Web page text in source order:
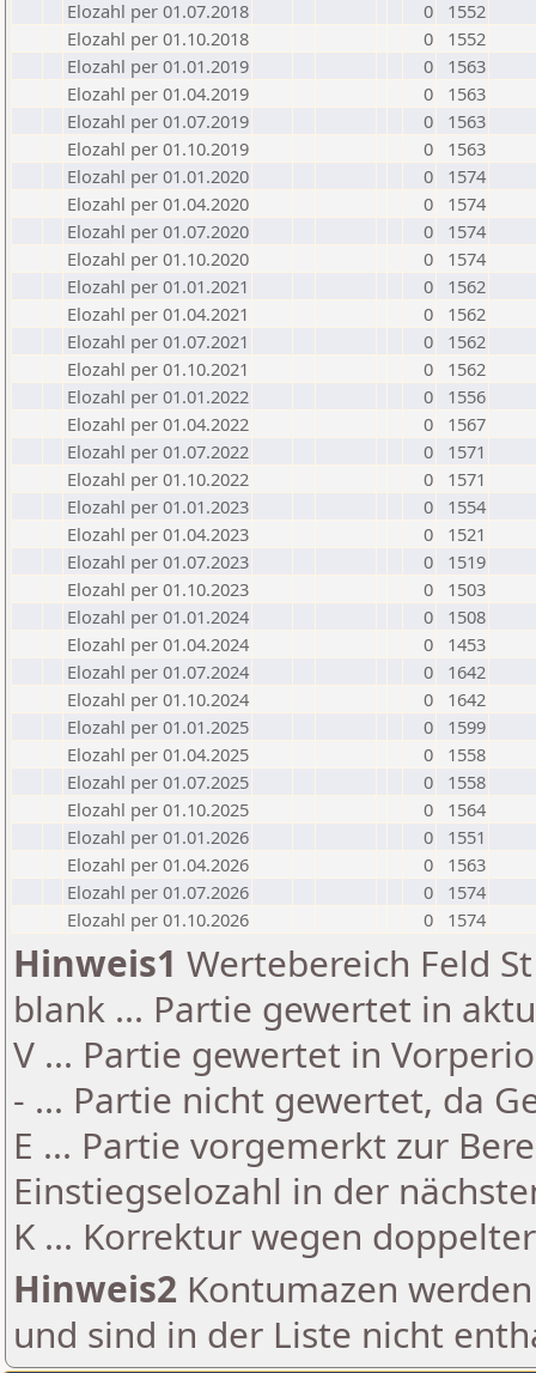
Elozahl per 01.07.2018
0
1552
Elozahl per 01.10.2018
0
1552
Elozahl per 01.01.2019
0
1563
Elozahl per 01.04.2019
0
1563
Elozahl per 01.07.2019
0
1563
Elozahl per 01.10.2019
0
1563
Elozahl per 01.01.2020
0
1574
Elozahl per 01.04.2020
0
1574
Elozahl per 01.07.2020
0
1574
Elozahl per 01.10.2020
0
1574
Elozahl per 01.01.2021
0
1562
Elozahl per 01.04.2021
0
1562
Elozahl per 01.07.2021
0
1562
Elozahl per 01.10.2021
0
1562
Elozahl per 01.01.2022
0
1556
Elozahl per 01.04.2022
0
1567
Elozahl per 01.07.2022
0
1571
Elozahl per 01.10.2022
0
1571
Elozahl per 01.01.2023
0
1554
Elozahl per 01.04.2023
0
1521
Elozahl per 01.07.2023
0
1519
Elozahl per 01.10.2023
0
1503
Elozahl per 01.01.2024
0
1508
Elozahl per 01.04.2024
0
1453
Elozahl per 01.07.2024
0
1642
Elozahl per 01.10.2024
0
1642
Elozahl per 01.01.2025
0
1599
Elozahl per 01.04.2025
0
1558
Elozahl per 01.07.2025
0
1558
Elozahl per 01.10.2025
0
1564
Elozahl per 01.01.2026
0
1551
Elozahl per 01.04.2026
0
1563
Elozahl per 01.07.2026
0
1574
Elozahl per 01.10.2026
0 1574
Hinweis1 Wertebereich Feld
blank ... Partie gewertet in
V ... Partie gewertet in
- ... Partie nicht gewertet, da
E ... Partie vorgemerkt zur
Einstiegselozahl in der
K ... Korrektur wegen
Hinweis2 Kontumazen
und sind in der Liste nicht